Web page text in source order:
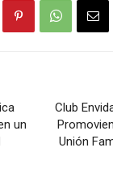
un
Club
Unión